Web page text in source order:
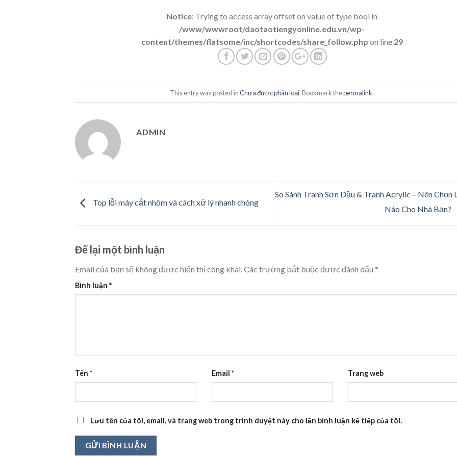
Notice: Trying to access array offset on value of type bool in
/www/wwwroot/daotaotiengyonline.edu.vn/wp-
content/themes/flatsome/inc/shortcodes/share_follow.php on line 29
This entry was posted inChưa được phân loại. Bookmark thepermalink.
ADMIN
Top lỗi máy cắt nhôm và cách xử lý nhanh chóng
So Sánh Tranh Sơn Dầu & Tranh Acrylic – Nên Chọn
Nào Cho Nhà Bạn?
Để lại một bình luận
Email của bạn sẽ không được hiển thị công khai.Các trường bắt buộc được đánh dấu *
Bình luận *
Tên * Email * Trang web
Lưu tên của tôi, email, và trang web trong trình duyệt này cho lần bình luận kế tiếp của tôi.